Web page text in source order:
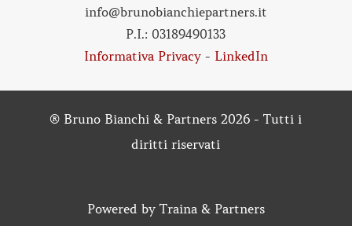
info@brunobianchiepartners.it
P.I.: 03189490133
Informativa Privacy- LinkedIn
® Bruno Bianchi & Partners 2026 - Tutti i
diritti riservati
Powered by Traina & Partners